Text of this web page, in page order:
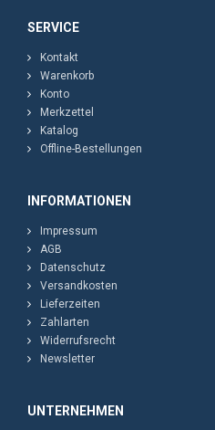
SERVICE
Kontakt
Warenkorb
Konto
Merkzettel
Katalog
Offline-Bestellungen
INFORMATIONEN
Impressum
AGB
Datenschutz
Versandkosten
Lieferzeiten
Zahlarten
Widerrufsrecht
Newsletter
UNTERNEHMEN